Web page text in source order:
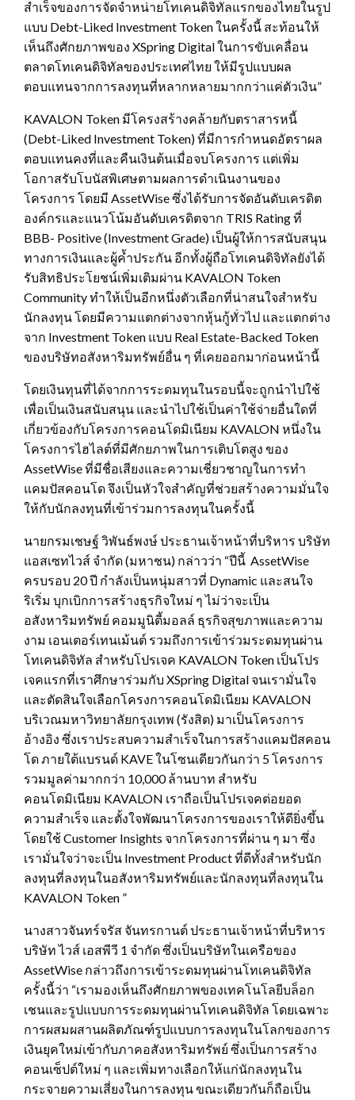
สำเร็จของการจัดจำหน่ายโทเคนดิจิทัลแรกของไทยในรูป
แบบ Debt-Liked Investment Token ในครั้งนี้ สะท้อนให้
เห็นถึงศักยภาพของ XSpring Digital ในการขับเคลื่อน
ตลาดโทเคนดิจิทัลของประเทศไทย ให้มีรูปแบบผล
ตอบแทนจากการลงทุนที่หลากหลายมากกว่าแค่ตัวเงิน”
KAVALON Token มีโครงสร้างคล้ายกับตราสารหนี้
(Debt-Liked Investment Token) ที่มีการกำหนดอัตราผล
ตอบแทนคงที่และคืนเงินต้นเมื่อจบโครงการ แต่เพิ่ม
โอกาสรับโบนัสพิเศษตามผลการดำเนินงานของ
โครงการ โดยมี AssetWise ซึ่งได้รับการจัดอันดับเครดิต
องค์กรและแนวโน้มอันดับเครดิตจาก TRIS Rating ที่
BBB- Positive (Investment Grade) เป็นผู้ให้การสนับสนุน
ทางการเงินและผู้ค้ำประกัน อีกทั้งผู้ถือโทเคนดิจิทัลยังได้
รับสิทธิประโยชน์เพิ่มเติมผ่าน KAVALON Token
Community ทำให้เป็นอีกหนึ่งตัวเลือกที่น่าสนใจสำหรับ
นักลงทุน โดยมีความแตกต่างจากหุ้นกู้ทั่วไป และแตกต่าง
จาก Investment Token แบบ Real Estate-Backed Token
ของบริษัทอสังหาริมทรัพย์อื่น ๆ ที่เคยออกมาก่อนหน้านี้
โดยเงินทุนที่ได้จากการระดมทุนในรอบนี้จะถูกนำไปใช้
เพื่อเป็นเงินสนับสนุน และนำไปใช้เป็นค่าใช้จ่ายอื่นใดที่
เกี่ยวข้องกับโครงการคอนโดมิเนียม KAVALON หนึ่งใน
โครงการไฮไลต์ที่มีศักยภาพในการเติบโตสูง ของ
AssetWise ที่มีชื่อเสียงและความเชี่ยวชาญในการทำ
แคมปัสคอนโด จึงเป็นหัวใจสำคัญที่ช่วยสร้างความมั่นใจ
ให้กับนักลงทุนที่เข้าร่วมการลงทุนในครั้งนี้
นายกรมเชษฐ์ วิพันธ์พงษ์ ประธานเจ้าหน้าที่บริหาร บริษัท
แอสเซทไวส์ จำกัด (มหาชน) กล่าวว่า “ปีนี้ AssetWise
ครบรอบ 20 ปี กำลังเป็นหนุ่มสาวที่ Dynamic และสนใจ
ริเริ่ม บุกเบิกการสร้างธุรกิจใหม่ ๆ ไม่ว่าจะเป็น
อสังหาริมทรัพย์ คอมมูนิตี้มอลล์ ธุรกิจสุขภาพและความ
งาม เอนเตอร์เทนเม้นต์ รวมถึงการเข้าร่วมระดมทุนผ่าน
โทเคนดิจิทัล สำหรับโปรเจค KAVALON Token เป็นโปร
เจคแรกที่เราศึกษาร่วมกับ XSpring Digital จนเรามั่นใจ
และตัดสินใจเลือกโครงการคอนโดมิเนียม KAVALON
บริเวณมหาวิทยาลัยกรุงเทพ (รังสิต) มาเป็นโครงการ
อ้างอิง ซึ่งเราประสบความสำเร็จในการสร้างแคมปัสคอน
โด ภายใต้แบรนด์ KAVE ในโซนเดียวกันกว่า 5 โครงการ
รวมมูลค่ามากกว่า 10,000 ล้านบาท สำหรับ
คอนโดมิเนียม KAVALON เราถือเป็นโปรเจคต่อยอด
ความสำเร็จ และตั้งใจพัฒนาโครงการของเราให้ดียิ่งขึ้น
โดยใช้ Customer Insights จากโครงการที่ผ่าน ๆ มา ซึ่ง
เรามั่นใจว่าจะเป็น Investment Product ที่ดีทั้งสำหรับนัก
ลงทุนที่ลงทุนในอสังหาริมทรัพย์และนักลงทุนที่ลงทุนใน
KAVALON Token ”
นางสาวจันทร์จรัส จันทรกานต์ ประธานเจ้าหน้าที่บริหาร
บริษัท ไวส์ เอสพีวี 1 จำกัด ซึ่งเป็นบริษัทในเครือของ
AssetWise กล่าวถึงการเข้าระดมทุนผ่านโทเคนดิจิทัล
ครั้งนี้ว่า “เรามองเห็นถึงศักยภาพของเทคโนโลยีบล็อก
เชนและรูปแบบการระดมทุนผ่านโทเคนดิจิทัล โดยเฉพาะ
การผสมผสานผลิตภัณฑ์รูปแบบการลงทุนในโลกของการ
เงินยุคใหม่เข้ากับภาคอสังหาริมทรัพย์ ซึ่งเป็นการสร้าง
คอนเซ็ปต์ใหม่ ๆ และเพิ่มทางเลือกให้แก่นักลงทุนใน
กระจายความเสี่ยงในการลงทุน ขณะเดียวกันก็ถือเป็น